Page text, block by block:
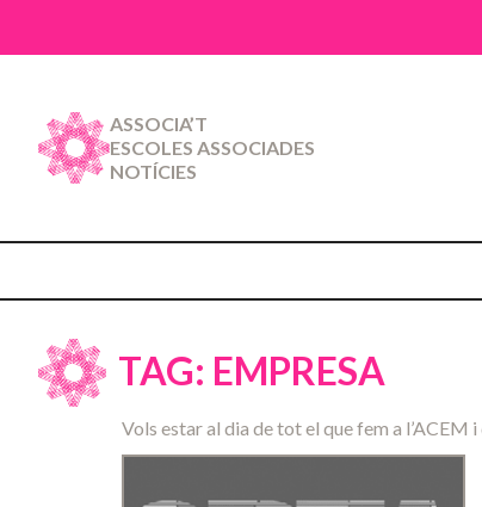
ASSOCIA’T
ESCOLES ASSOCIADES
NOTÍCIES
TAG: EMPRESA
Vols estar al dia de tot el que fem a